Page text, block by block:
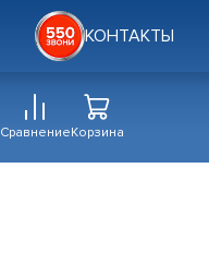
КОНТАКТЫ
СравнениеКорзина